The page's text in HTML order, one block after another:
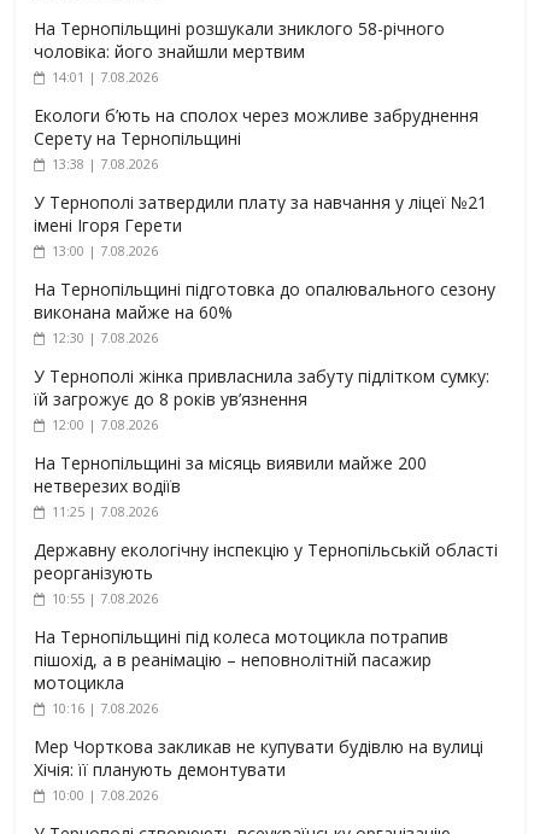
На Тернопільщині розшукали зниклого 58-річного
чоловіка: його знайшли мертвим
14:01 | 7.08.2026
Екологи б’ють на сполох через можливе забруднення
Серету на Тернопільщині
13:38 | 7.08.2026
У Тернополі затвердили плату за навчання у ліцеї №21
імені Ігоря Герети
13:00 | 7.08.2026
На Тернопільщині підготовка до опалювального сезону
виконана майже на 60%
12:30 | 7.08.2026
У Тернополі жінка привласнила забуту підлітком сумку:
їй загрожує до 8 років ув’язнення
12:00 | 7.08.2026
На Тернопільщині за місяць виявили майже 200
нетверезих водіїв
11:25 | 7.08.2026
Державну екологічну інспекцію у Тернопільській області
реорганізують
10:55 | 7.08.2026
На Тернопільщині під колеса мотоцикла потрапив
пішохід, а в реанімацію – неповнолітній пасажир
мотоцикла
10:16 | 7.08.2026
Мер Чорткова закликав не купувати будівлю на вулиці
Хічія: її планують демонтувати
10:00 | 7.08.2026